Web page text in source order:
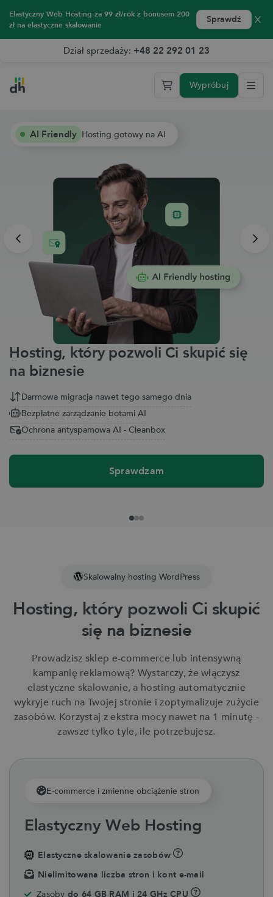
Elastyczny Web Hosting za 99 zł/rok z bonusem 200
zł na elastyczne skalowanie
Sprawdź
Dział sprzedaży: +48 22 292 01 23
Wypróbuj
AI Friendly Hosting gotowy na AI
Hosting, który pozwoli Ci skupić się
na biznesie
Darmowa migracja nawet tego samego dnia
Bezpłatne zarządzanie botami AI
Ochrona antyspamowa AI - Cleanbox
Sprawdzam
Skalowalny hosting WordPress
Hosting, który pozwoli Ci skupić
się na biznesie
Prowadzisz sklep e-commerce lub intensywną
kampanię reklamową? Wystarczy, że włączysz
elastyczne skalowanie, a hosting automatycznie
wykryje ruch na Twojej stronie i zoptymalizuje zużycie
zasobów. Korzystaj z ekstra mocy nawet na 1 minutę -
zawsze tylko tyle, ile potrzebujesz.
E-commerce i zmienne obciążenie stron
Elastyczny Web Hosting
Elastyczne skalowanie zasobów
Nielimitowana liczba stron i kont e-mail
Zasoby do 64 GB RAM i 24 GHz CPU